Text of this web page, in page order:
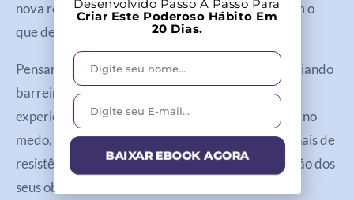
nova realidade ao manter sua mente alinhada com o
que deseja atrair.
Pensamentos negativos atuam como bloqueios, criando
barreiras invisíveis que afastam oportunidades e
experiências positivas. Quando você se concentra no
medo, na dúvida ou na escassez, está enviando sinais de
resistência ao universo, dificultando a manifestação dos
seus objetivos.
Desenvolvido Passo A Passo Para
Criar Este Poderoso Hábito Em
20 Dias.
BAIXAR EBOOK AGORA